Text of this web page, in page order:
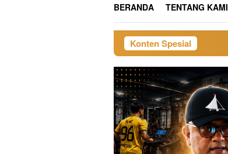
BERANDA TENTANG KAMI
Konten Spesial